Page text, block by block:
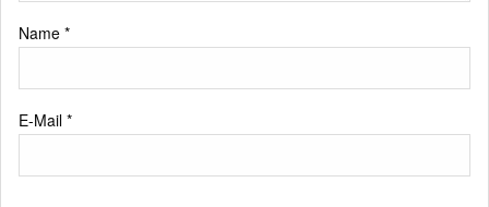
Name *
E-Mail *